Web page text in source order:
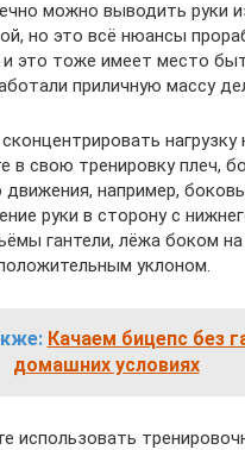
можно выводить руки
но это всё нюансы
и это тоже имеет место
приличную массу
нагрузку
в свою тренировку плеч,
движения, например,
руки в сторону с
гантели, лёжа боком на
уклоном.
Качаем бицепс без
домашних условиях
использовать